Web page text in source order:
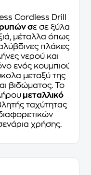
Cordless Drill
σε σε ξύλα
μέταλλα όπως
πλάκες
νερού και
ενός κουμπιού
μεταξύ της
βιδώματος. Το
μεταλλικό
ταχύτητας
χρήσης.